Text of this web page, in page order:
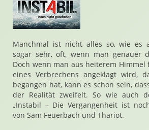
Manchmal ist nicht alles so, wie es
sogar sehr, oft, wenn man genauer
Doch wenn man aus heiterem Himmel
eines Verbrechens angeklagt wird,
begangen hat, kann es schon sein,
der Realität zweifelt. So wie auch
„Instabil – Die Vergangenheit ist
von Sam Feuerbach und Thariot.